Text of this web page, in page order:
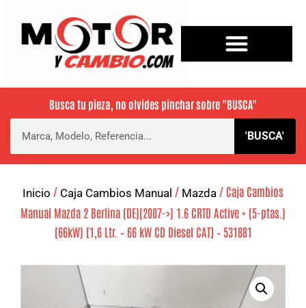
Busca tu pieza, no olvides pinchar sobre "BUSCA"
'BUSCA'
Inicio / Caja Cambios Manual / Mazda / Caja Cambios
Manual Mazda 2 Berlina (DE)(2007->) 1.6 CRTD Active + (5-ptas.)
(66kW) [1,6 Ltr. – 66 kW CD Diesel CAT] – 531881